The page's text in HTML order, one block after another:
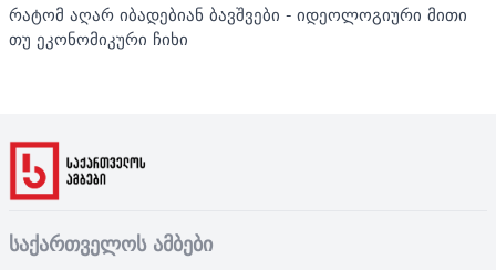
რატომ აღარ იბადებიან ბავშვები - იდეოლოგიური მითი
თუ ეკონომიკური ჩიხი
საქართველოს ამბები